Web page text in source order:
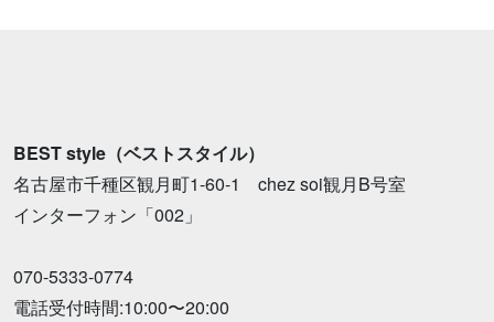
BEST style（ベストスタイル）
名古屋市千種区観月町1-60-1 chez soi観月B号室
インターフォン「002」
070-5333-0774
電話受付時間:10:00〜20:00